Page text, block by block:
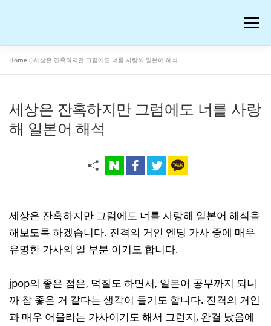
메뉴
AI 연구 워드프레스 일기 온라인 강의 후기
생활꿀팁 반려동물 화장품
프로그램 IT 저작권과 법
Home »세상은 잔혹하지만 그럼에도 너를 사랑해 일본어 해석
세상은 잔혹하지만 그럼에도 너를 사랑
해 일본어 해석
세상은 잔혹하지만 그럼에도 너를 사랑해 일본어 해석을
해보도록 하겠습니다. 진격의 거인 엔딩 가사 중에 매우
유명한 가사의 일 부분 이기도 합니다.
jpop의 좋은 점은, 덕질도 하면서, 일본어 공부까지 되니
까 참 좋은 거 같다는 생각이 들기도 합니다. 진격의 거인
과 매우 어울리는 가사이기도 해서 그런지, 완결 났음에